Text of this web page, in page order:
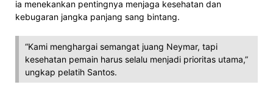
ia menekankan pentingnya menjaga kesehatan dan
kebugaran jangka panjang sang bintang.
“Kami menghargai semangat juang Neymar, tapi
kesehatan pemain harus selalu menjadi prioritas utama,”
ungkap pelatih Santos.